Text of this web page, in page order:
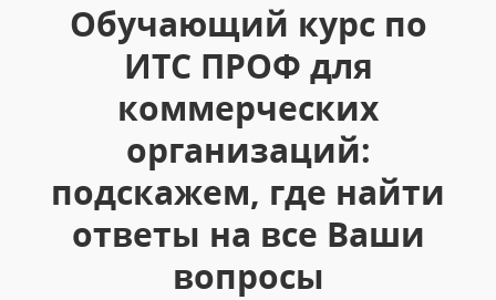
Обучающий курс по
ИТС ПРОФ для
коммерческих
организаций:
подскажем, где найти
ответы на все Ваши
вопросы